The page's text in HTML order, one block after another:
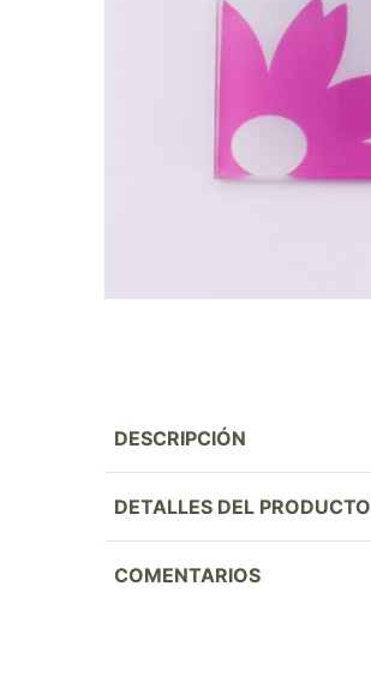
DESCRIPCIÓN
DETALLES DEL PRODUCTO
COMENTARIOS